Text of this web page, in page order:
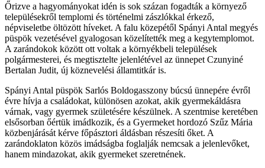
Őrizve a hagyományokat idén is sok százan fogadták a környező
településekről templomi és történelmi zászlókkal érkező,
népviseletbe öltözött híveket. A falu közepétől Spányi Antal megyés
püspök vezetésével gyalogosan közelítették meg a kegytemplomot.
A zarándokok között ott voltak a környékbeli települések
polgármesterei, és megtisztelte jelenlétével az ünnepet Czunyiné
Bertalan Judit, új köznevelési államtitkár is.
Spányi Antal püspök Sarlós Boldogasszony búcsú ünnepére évről
évre hívja a családokat, különösen azokat, akik gyermekáldásra
várnak, vagy gyermek születésére készülnek. A szentmise keretében
elsősorban őértük imádkozik, és a Gyermeket hordozó Szűz Mária
közbenjárását kérve főpásztori áldásban részesíti őket. A
zarándoklaton közös imádságba foglalják nemcsak a jelenlevőket,
hanem mindazokat, akik gyermeket szeretnének.